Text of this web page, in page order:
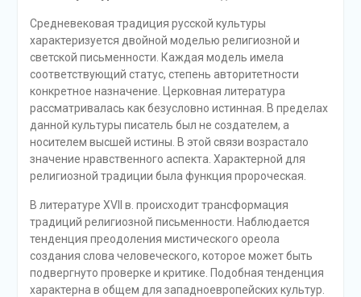
Средневековая традиция русской культуры
характеризуется двойной моделью религиозной и
светской письменности. Каждая модель имела
соответствующий статус, степень авторитетности
конкретное назначение. Церковная литература
рассматривалась как безусловно истинная. В пределах
данной культуры писатель был не создателем, а
носителем высшей истины. В этой связи возрастало
значение нравственного аспекта. Характерной для
религиозной традиции была функция пророческая.
В литературе XVII в. происходит трансформация
традиций религиозной письменности. Наблюдается
тенденция преодоления мистического ореола
создания слова человеческого, которое может быть
подвергнуто проверке и критике. Подобная тенденция
характерна в общем для западноевропейских культур.